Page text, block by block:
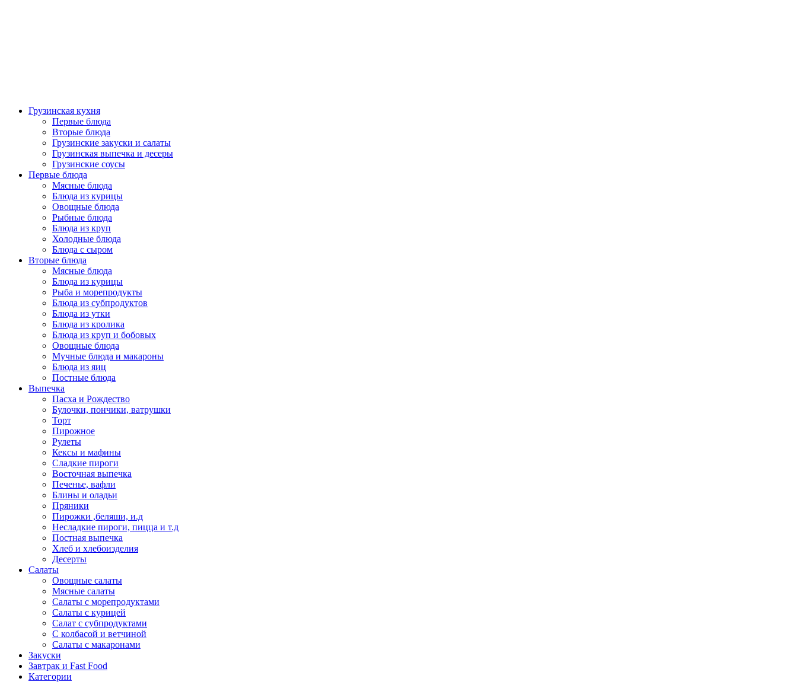
Грузинская кухня
Первые блюда
Вторые блюда
Грузинские закуски и салаты
Грузинская выпечка и десеры
Грузинские соусы
Первые блюда
Мясные блюда
Блюда из курицы
Овощные блюда
Рыбные блюда
Блюда из круп
Холодные блюда
Блюда с сыром
Вторые блюда
Мясные блюда
Блюда из курицы
Рыба и морепродукты
Блюда из субпродуктов
Блюда из утки
Блюда из кролика
Блюда из круп и бобовых
Овощные блюда
Мучные блюда и макароны
Блюда из яиц
Постные блюда
Выпечка
Пасха и Рождество
Булочки, пончики, ватрушки
Торт
Пирожное
Рулеты
Кексы и мафины
Сладкие пироги
Восточная выпечка
Печенье, вафли
Блины и оладьи
Пряники
Пирожки ,беляши, и.д
Несладкие пироги, пицца и т.д
Постная выпечка
Хлеб и хлебоизделия
Десерты
Салаты
Овощные салаты
Мясные салаты
Салаты с морепродуктами
Салаты с курицей
Салат с субпродуктами
С колбасой и ветчиной
Салаты с макаронами
Закуски
Завтрак и Fast Food
Категории